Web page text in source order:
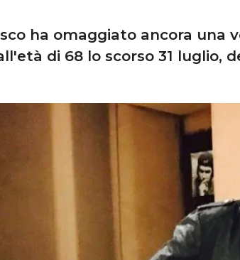
ha omaggiato ancora una
di 68 lo scorso 31 luglio,